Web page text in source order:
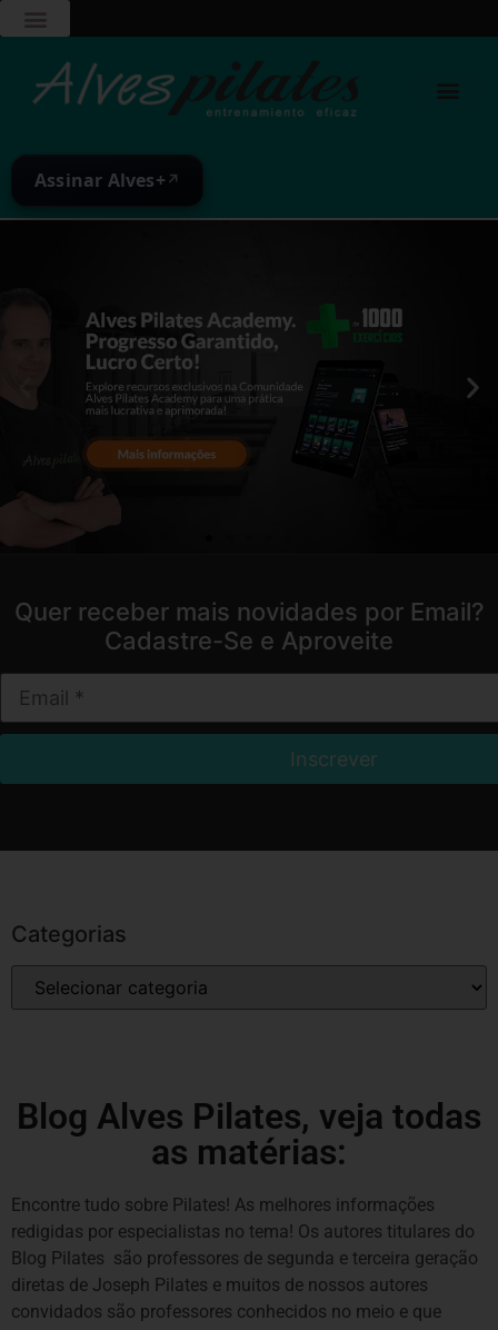
Assinar Alves+ ↗
Quer receber mais novidades por Email?
Cadastre-Se e Aproveite
Categorias
Blog Alves Pilates, veja todas
as matérias:
Encontre tudo sobre Pilates! As melhores informações
redigidas por especialistas no tema! Os autores titulares do
Blog Pilates são professores de segunda e terceira geração
diretas de Joseph Pilates e muitos de nossos autores
convidados são professores conhecidos no meio e que